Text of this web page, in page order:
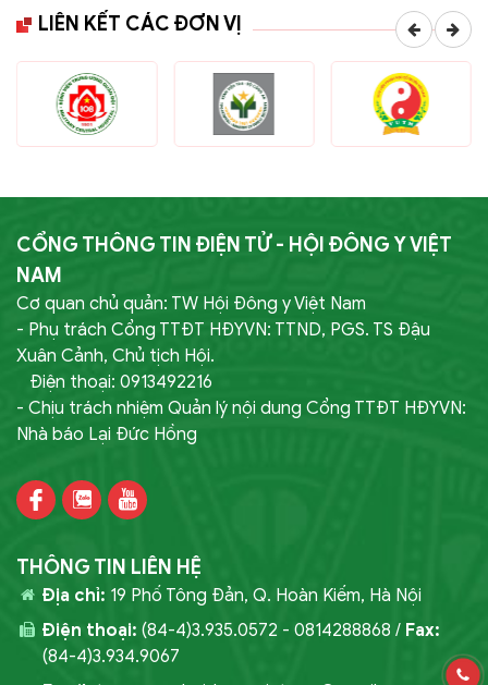
LIÊN KẾT CÁC ĐƠN VỊ
CỔNG THÔNG TIN ĐIỆN TỬ - HỘI ĐÔNG Y VIỆT
NAM
Cơ quan chủ quản: TW Hội Đông y Việt Nam
- Phụ trách Cổng TTĐT HĐYVN: TTND, PGS. TS Đậu
Xuân Cảnh, Chủ tịch Hội.
Điện thoại: 0913492216
- Chịu trách nhiệm Quản lý nội dung Cổng TTĐT HĐYVN:
Nhà báo Lại Đức Hồng
THÔNG TIN LIÊN HỆ
Địa chỉ: 19 Phố Tông Đản, Q. Hoàn Kiếm, Hà Nội
Điện thoại: (84-4)3.935.0572 - 0814288868 / Fax:
(84-4)3.934.9067